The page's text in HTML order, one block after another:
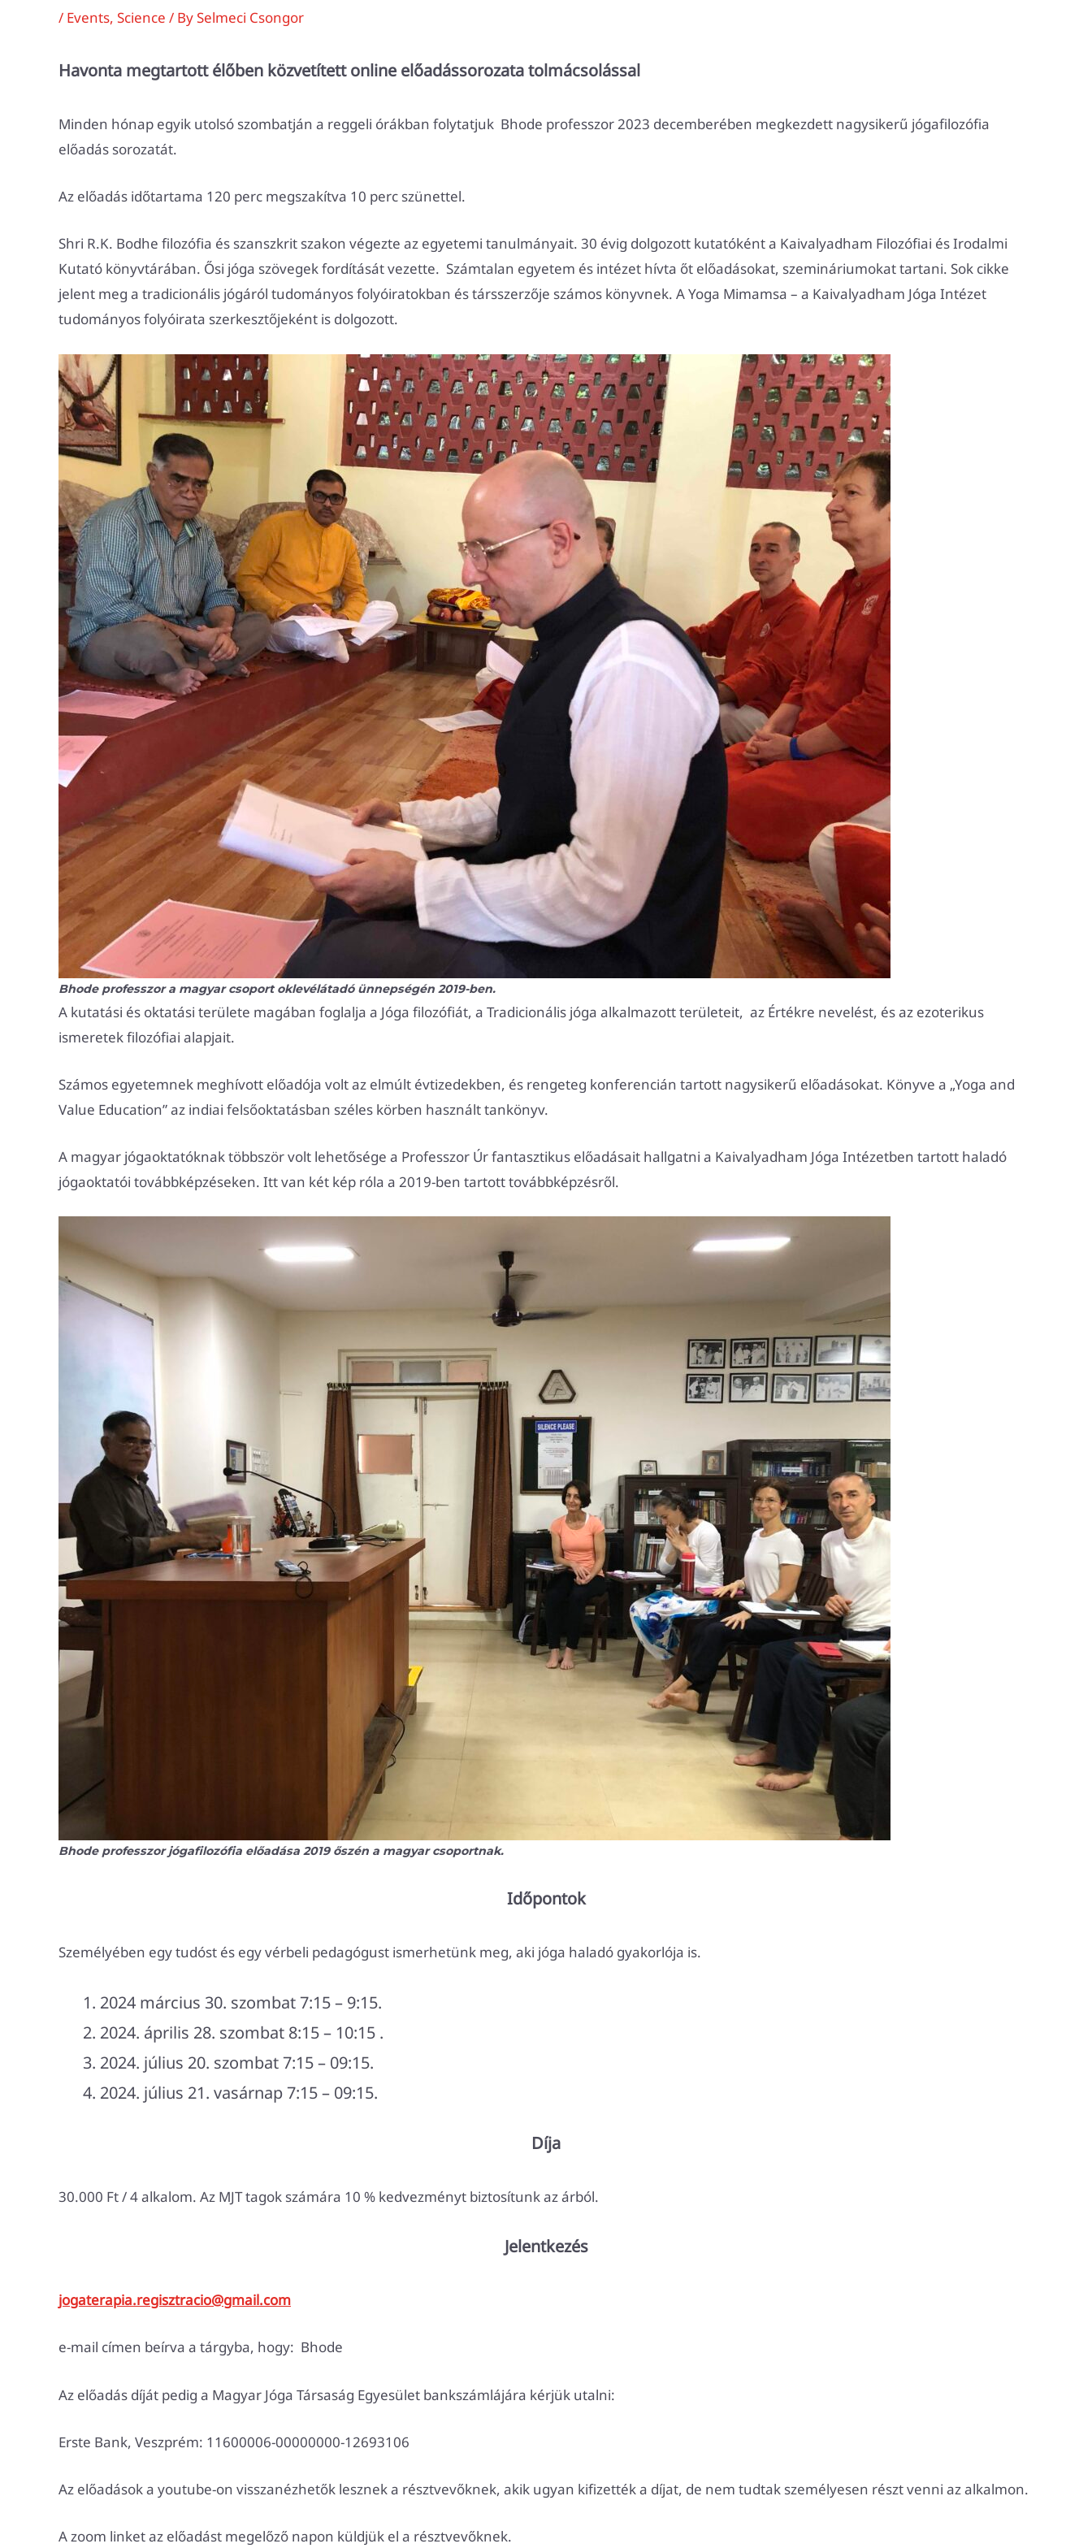
/ Events, Science / BySelmeci Csongor
Havonta megtartott élőben közvetített online előadássorozata tolmácsolással
Minden hónap egyik utolsó szombatján a reggeli órákban folytatjuk Bhode professzor 2023 decemberében megkezdett nagysikerű jógafilozófia
előadás sorozatát.
Az előadás időtartama 120 perc megszakítva 10 perc szünettel.
Shri R.K. Bodhe filozófia és szanszkrit szakon végezte az egyetemi tanulmányait. 30 évig dolgozott kutatóként a Kaivalyadham Filozófiai és Irodalmi
Kutató könyvtárában. Ősi jóga szövegek fordítását vezette. Számtalan egyetem és intézet hívta őt előadásokat, szemináriumokat tartani. Sok cikke
jelent meg a tradicionális jógáról tudományos folyóiratokban és társszerzője számos könyvnek. A Yoga Mimamsa – a Kaivalyadham Jóga Intézet
tudományos folyóirata szerkesztőjeként is dolgozott.
Bhode professzor a magyar csoport oklevélátadó ünnepségén 2019-ben.
A kutatási és oktatási területe magában foglalja a Jóga filozófiát, a Tradicionális jóga alkalmazott területeit, az Értékre nevelést, és az ezoterikus
ismeretek filozófiai alapjait.
Számos egyetemnek meghívott előadója volt az elmúlt évtizedekben, és rengeteg konferencián tartott nagysikerű előadásokat. Könyve a „Yoga and
Value Education” az indiai felsőoktatásban széles körben használt tankönyv.
A magyar jógaoktatóknak többször volt lehetősége a Professzor Úr fantasztikus előadásait hallgatni a Kaivalyadham Jóga Intézetben tartott haladó
jógaoktatói továbbképzéseken. Itt van két kép róla a 2019-ben tartott továbbképzésről.
Bhode professzor jógafilozófia előadása 2019 őszén a magyar csoportnak.
Időpontok
Személyében egy tudóst és egy vérbeli pedagógust ismerhetünk meg, aki jóga haladó gyakorlója is.
2024 március 30. szombat 7:15 – 9:15.
2024. április 28. szombat 8:15 – 10:15 .
2024. július 20. szombat 7:15 – 09:15.
2024. július 21. vasárnap 7:15 – 09:15.
Díja
30.000 Ft / 4 alkalom. Az MJT tagok számára 10 % kedvezményt biztosítunk az árból.
Jelentkezés
jogaterapia.regisztracio@gmail.com
e-mail címen beírva a tárgyba, hogy: Bhode
Az előadás díját pedig a Magyar Jóga Társaság Egyesület bankszámlájára kérjük utalni:
Erste Bank, Veszprém: 11600006-00000000-12693106
Az előadások a youtube-on visszanézhetők lesznek a résztvevőknek, akik ugyan kifizették a díjat, de nem tudtak személyesen részt venni az alkalmon.
A zoom linket az előadást megelőző napon küldjük el a résztvevőknek.